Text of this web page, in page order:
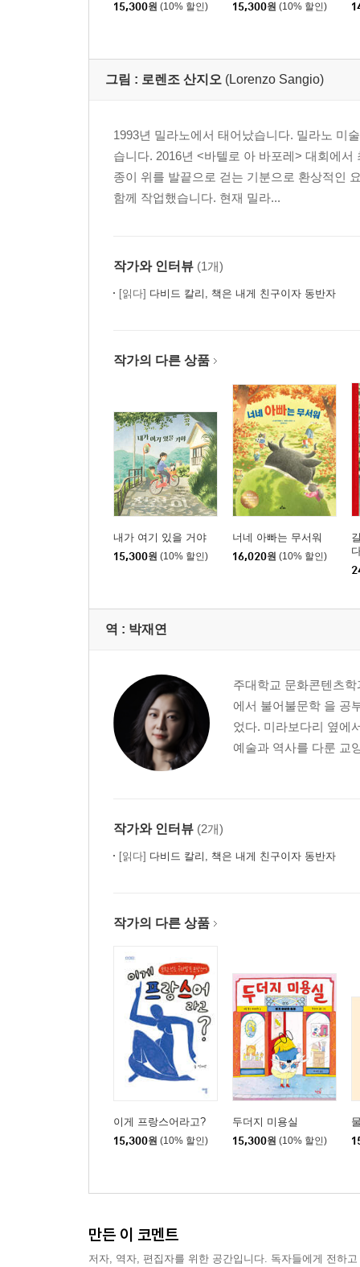
15,300원 (10% 할인) 15,300원 (10% 할인)
그림 : 로렌조 산지오 (Lorenzo Sangio)
1993년 밀라노에서 태어났습니다. 밀라노 미
습니다. 2016년 <바텔로 아 바포레> 대회에서
종이 위를 발끝으로 걷는 기분으로 환상적인
함께 작업했습니다. 현재 밀라...
작가와 인터뷰 (1개)
[읽다] 다비드 칼리, 책은 내게 친구이자 동반자
작가의 다른 상품
내가 여기 있을 거야
15,300원 (10% 할인)
너네 아빠는 무서워
16,020원 (10% 할인)
역 : 박재연
주대학교 문화콘텐츠
에서 불어불문학 을 공
었다. 미라보다리 옆에
예술과 역사를 다룬 교
작가와 인터뷰 (2개)
[읽다] 다비드 칼리, 책은 내게 친구이자 동반자
작가의 다른 상품
이게 프랑스어라고?
15,300원 (10% 할인)
두더지 미용실
15,300원 (10% 할인)
만든 이 코멘트
저자, 역자, 편집자를 위한 공간입니다. 독자들에게 전하